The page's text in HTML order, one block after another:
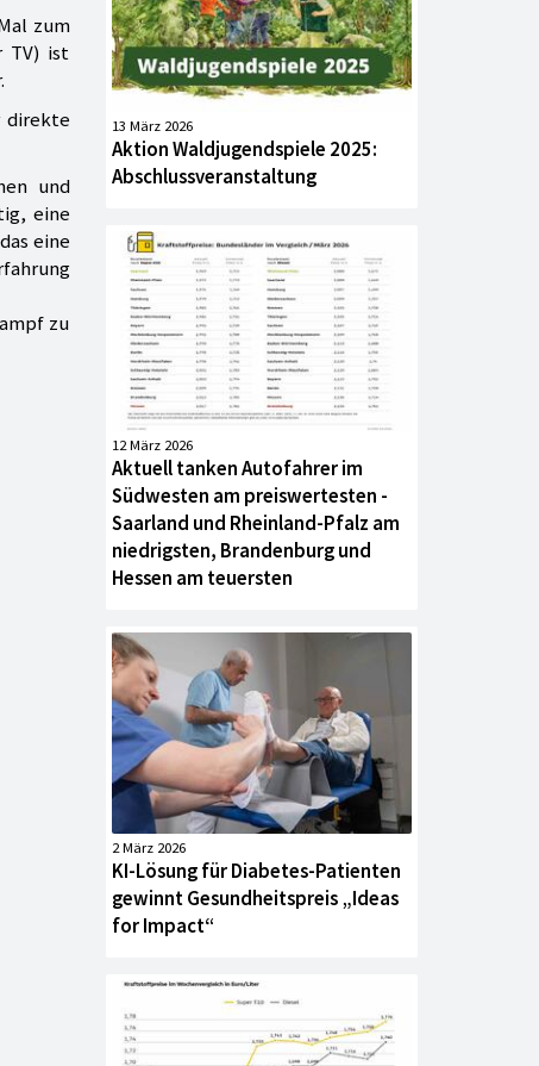
zum
TV) ist
direkte
und
eine
eine
zu
13 März 2026
Aktion Waldjugendspiele 2025:
Abschlussveranstaltung
12 März 2026
Aktuell tanken Autofahrer im
Südwesten am preiswertesten -
Saarland und Rheinland-Pfalz am
niedrigsten, Brandenburg und
Hessen am teuersten
2 März 2026
KI-Lösung für Diabetes-Patienten
gewinnt Gesundheitspreis „Ideas
for Impact“